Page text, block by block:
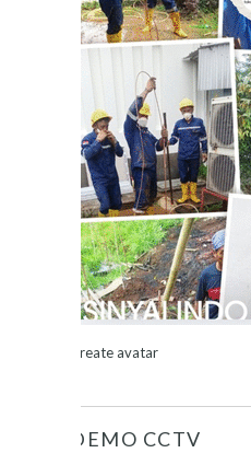
Create avatar
DEMO CCTV